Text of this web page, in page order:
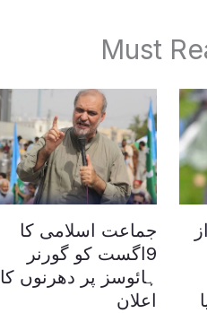
Must
جماعت اسلامی کا
9اگست کو گورنر
ہائوسز پر دھرنوں کا
اعلان